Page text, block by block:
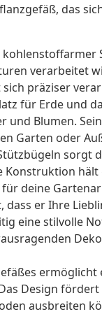
das
verarbeitet
präziser
für Erde und
und Blumen.
Garten oder
sorgt
deine
er Ihre
eine stilvolle
Design
ausbreiten